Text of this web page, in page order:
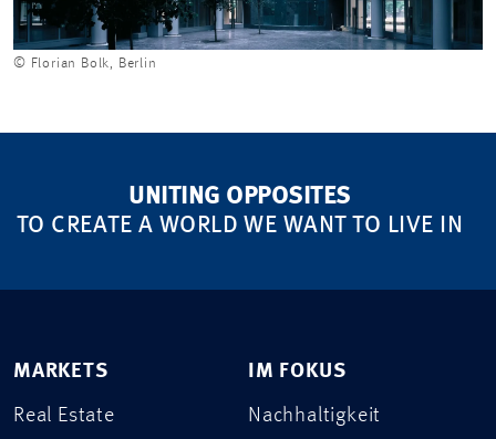
© Florian Bolk, Berlin
UNITING OPPOSITES
TO CREATE A WORLD WE WANT TO LIVE IN
MARKETS
Real Estate
IM FOKUS
Nachhaltigkeit